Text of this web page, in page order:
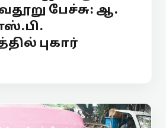
பேச்சு: ஆ.
புகார்